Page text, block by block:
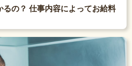
るの？ 仕事内容によってお給料